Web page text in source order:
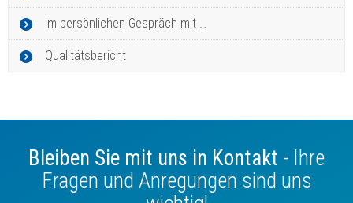
Im persönlichen Gespräch mit …
Qualitätsbericht
Bleiben Sie mit uns in Kontakt - Ihre
Fragen und Anregungen sind uns